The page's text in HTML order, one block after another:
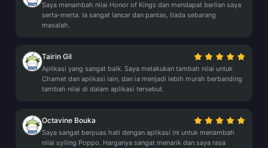
Saya menambah nilai Honor of Kings dan mendapat berlian saya
serta-merta. Ia sangat lancar dan pantas, tiada sebarang
masalah.
Tairin Gil
Aplikasi yang sangat baik. Saya melakukan tambah nilai untuk
Chamet dan aplikasi lain, dan ia menjadi lebih murah berbanding
tambah nilai di dalam aplikasi tersebut.
Octavine Bouka
Saya sangat berpuas hati dengan aplikasi ini untuk menambah
nilai syiling Poppo. Harganya sangat menarik dan saya rasa